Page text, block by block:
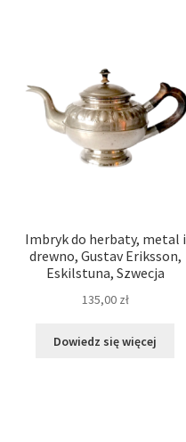
Imbryk do herbaty, metal i
drewno, Gustav Eriksson,
Eskilstuna, Szwecja
135,00 zł
Dowiedz się więcej